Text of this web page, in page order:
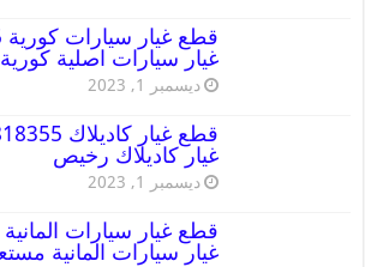
غيار سيارات اصلية كورية
ديسمبر 1, 2023
غيار كاديلاك رخيص
ديسمبر 1, 2023
غيار سيارات المانية